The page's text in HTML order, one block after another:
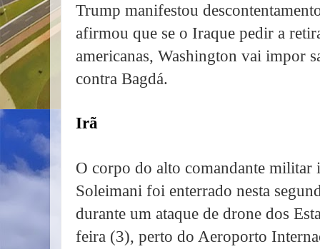
Trump manifestou
afirmou que se o Iraque pedir a
americanas, Washington vai impor
contra Bagdá.
Irã
O corpo do alto comandante militar
Soleimani foi enterrado nesta
durante um ataque de drone dos
feira (3), perto do Aeroporto